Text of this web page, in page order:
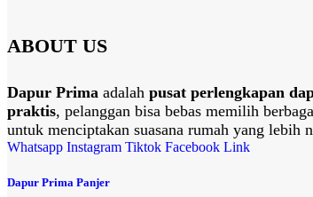
ABOUT US
Dapur Prima adalah pusat perlengkapan
praktis, pelanggan bisa bebas memilih
untuk menciptakan suasana rumah yang lebih
Whatsapp Instagram Tiktok Facebook Link
Dapur Prima Panjer